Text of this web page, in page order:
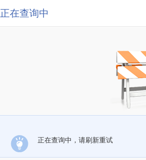
正在查询中
正在查询中，请刷新重试